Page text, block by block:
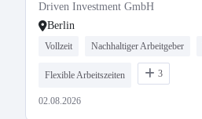
Driven Investment GmbH
Berlin
Vollzeit Nachhaltiger Arbeitgeber
Flexible Arbeitszeiten 3
02.08.2026